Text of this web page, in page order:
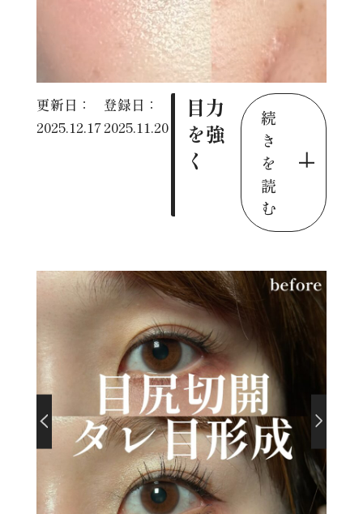
更新日：
2025.12.17
登録日：
2025.11.20
目力
を強
く
続
き
を
読
む